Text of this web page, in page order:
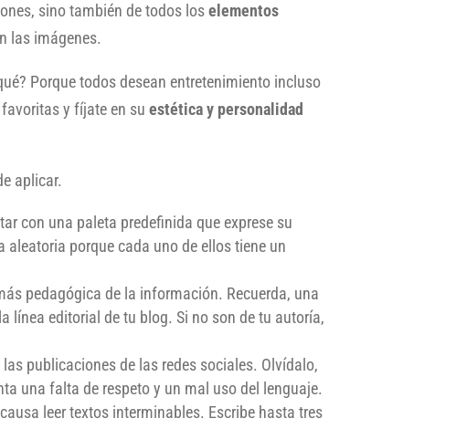
sino también de todos loselementos
las imágenes.
Porque todos desean entretenimiento incluso
favoritas y fíjate en suestética y personalidad
aplicar.
con una paleta predefinida que exprese su
porque cada uno de ellos tiene un
pedagógica de la información. Recuerda, una
línea editorial de tu blog. Si no son de tu autoría,
publicaciones de las redes sociales. Olvídalo,
una falta de respeto y un mal uso del lenguaje.
leer textos interminables. Escribe hasta tres